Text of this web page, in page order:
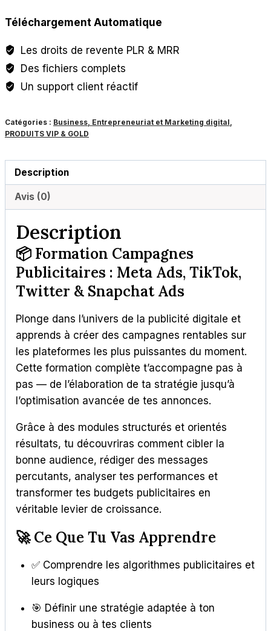
999 CFA.
999 CFA.
CAMPAGNES
META
ADS,
TOK,
TWITTER,
ADS
Téléchargement Automatique
Les droits de revente PLR & MRR
Des fichiers complets
Un support client réactif
Catégories : Business, Entrepreneuriat et Marketing digital
PRODUITS VIP & GOLD
Description
Avis (0)
Description
📦 Formation Campagnes
Publicitaires : Meta Ads, TikTok,
Twitter & Snapchat Ads
Plonge dans l’univers de la publicité digitale et
apprends à créer des campagnes rentables sur
les plateformes les plus puissantes du moment.
Cette formation complète t’accompagne pas à
pas — de l’élaboration de ta stratégie jusqu’à
l’optimisation avancée de tes annonces.
Grâce à des modules structurés et orientés
résultats, tu découvriras comment cibler la
bonne audience, rédiger des messages
percutants, analyser tes performances et
transformer tes budgets publicitaires en
véritable levier de croissance.
🚀 Ce Que Tu Vas Apprendre
✅ Comprendre les algorithmes publicitaires et
leurs logiques
🎯 Définir une stratégie adaptée à ton
business ou à tes clients